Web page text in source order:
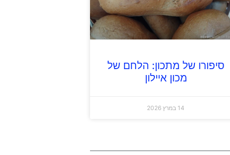
סיפורו של מתכון: הלחם של
מכון איילון
14 במרץ 2026